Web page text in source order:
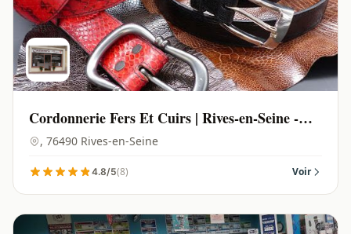
Cordonnerie Fers Et Cuirs | Rives-en-Seine -
76490
, 76490 Rives-en-Seine
4.8/5(8) Voir